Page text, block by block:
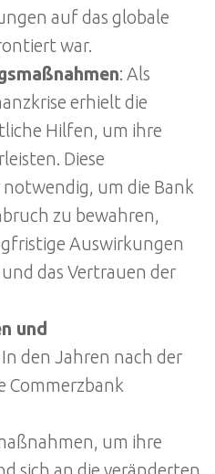
auf das globale
war.
: Als
erhielt die
Hilfen, um ihre
Diese
um die Bank
zu bewahren,
Auswirkungen
das Vertrauen der
und
In den Jahren nach der
Commerzbank
um ihre
sich an die veränderten